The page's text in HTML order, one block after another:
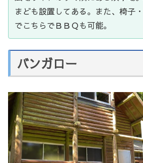
まども設置してある。また、椅子
でこちらでＢＢＱも可能。
バンガロー